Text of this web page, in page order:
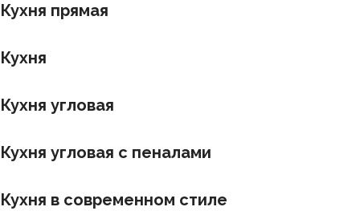
Кухня прямая
Кухня
Кухня угловая
Кухня угловая с пеналами
Кухня в современном стиле